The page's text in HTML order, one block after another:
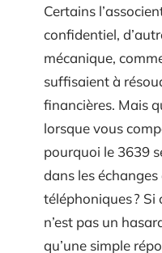
Certains
confidentiel,
mécanique,
suffisaient à
financières. Mais
lorsque vous
pourquoi le 3639
dans les
téléphoniques ? Si
n’est pas un
qu’une simple